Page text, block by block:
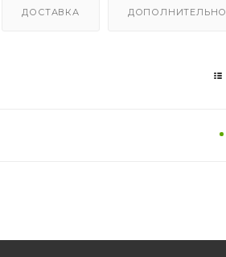
ДОСТАВКА ДОПОЛНИТЕЛЬНО